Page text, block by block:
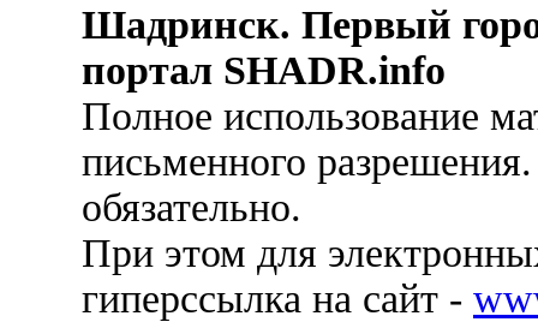
Шадринск. Первый
портал SHADR.info
Полное использование
письменного
обязательно.
При этом для
гиперссылка на сайт -